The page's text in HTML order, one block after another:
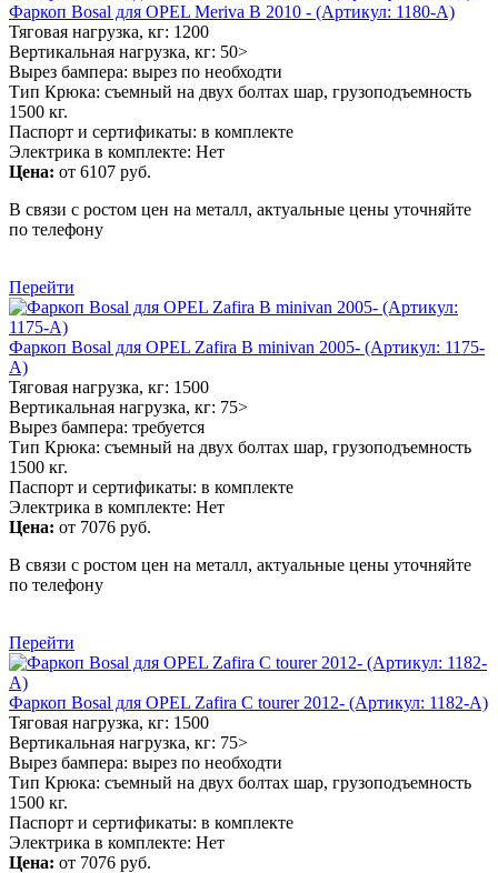
Фаркоп Bosal для OPEL Meriva B 2010 - (Артикул: 1180-A)
Тяговая нагрузка, кг: 1200
Вертикальная нагрузка, кг: 50>
Вырез бампера: вырез по необходти
Тип Крюка: съемный на двух болтах шар, грузоподъемность
1500 кг.
Паспорт и сертификаты: в комплекте
Электрика в комплекте: Нет
Цена: от 6107 руб.
В связи с ростом цен на металл, актуальные цены уточняйте
по телефону
Перейти
Фаркоп Bosal для OPEL Zafira B minivan 2005- (Артикул: 1175-
A)
Тяговая нагрузка, кг: 1500
Вертикальная нагрузка, кг: 75>
Вырез бампера: требуется
Тип Крюка: съемный на двух болтах шар, грузоподъемность
1500 кг.
Паспорт и сертификаты: в комплекте
Электрика в комплекте: Нет
Цена: от 7076 руб.
В связи с ростом цен на металл, актуальные цены уточняйте
по телефону
Перейти
Фаркоп Bosal для OPEL Zafira C tourer 2012- (Артикул: 1182-A)
Тяговая нагрузка, кг: 1500
Вертикальная нагрузка, кг: 75>
Вырез бампера: вырез по необходти
Тип Крюка: съемный на двух болтах шар, грузоподъемность
1500 кг.
Паспорт и сертификаты: в комплекте
Электрика в комплекте: Нет
Цена: от 7076 руб.